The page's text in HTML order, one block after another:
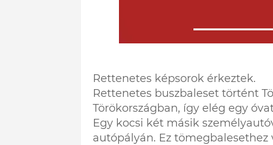
Rettenetes képsorok érkeztek.
Rettenetes buszbaleset történt
Törökországban, így elég egy
Egy kocsi két másik
autópályán. Ez